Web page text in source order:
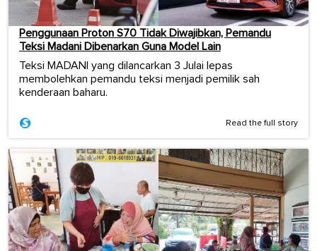
Penggunaan Proton S70 Tidak Diwajibkan, Pemandu
Teksi Madani Dibenarkan Guna Model Lain
Teksi MADANI yang dilancarkan 3 Julai lepas
membolehkan pemandu teksi menjadi pemilik sah
kenderaan baharu.
Read the full story